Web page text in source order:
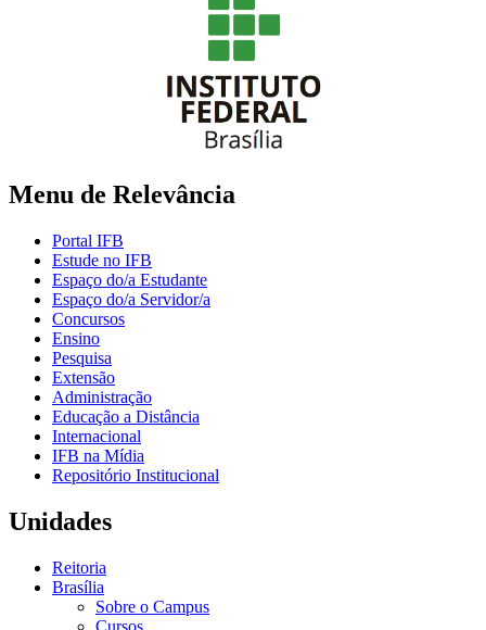
Menu de Relevância
Portal IFB
Estude no IFB
Espaço do/a Estudante
Espaço do/a Servidor/a
Concursos
Ensino
Pesquisa
Extensão
Administração
Educação a Distância
Internacional
IFB na Mídia
Repositório Institucional
Unidades
Reitoria
Brasília
Sobre o Campus
Cursos